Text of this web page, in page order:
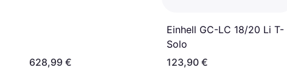
628,99 €
Einhell GC-LC 18/20 Li T-
Solo
123,90 €